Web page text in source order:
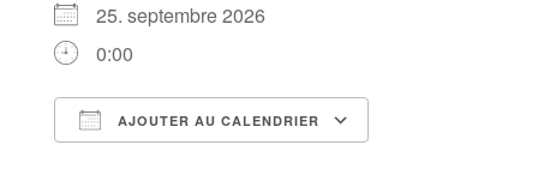
25. septembre 2026
0:00
AJOUTER AU CALENDRIER